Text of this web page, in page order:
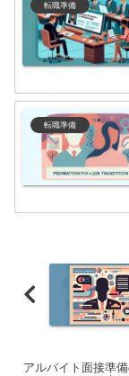
転職準備
転職準備
アルバイト面接準